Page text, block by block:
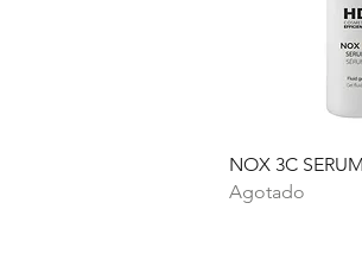
Vista
NOX 3C
Agotado